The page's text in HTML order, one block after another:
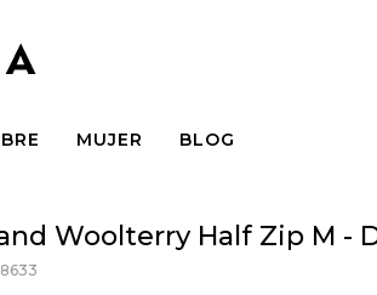
MUJER BLOG
Woolterry Half Zip M -